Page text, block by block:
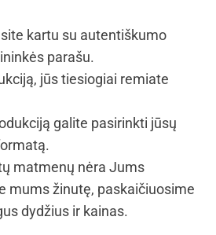
kartu su autentiškumo
parašu.
jūs tiesiogiai remiate
galite pasirinkti jūsų
matmenų nėra Jums
mums žinutę, paskaičiuosime
dydžius ir kainas.